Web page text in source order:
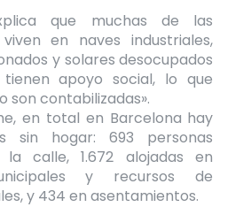
que muchas de las
en naves industriales,
y solares desocupados
apoyo social, lo que
son contabilizadas».
en total en Barcelona hay
sin hogar: 693 personas
calle, 1.672 alojadas en
y recursos de
y 434 en asentamientos.